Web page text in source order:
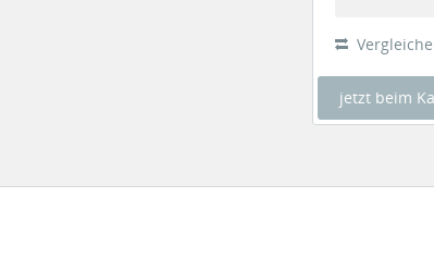
jetzt beim